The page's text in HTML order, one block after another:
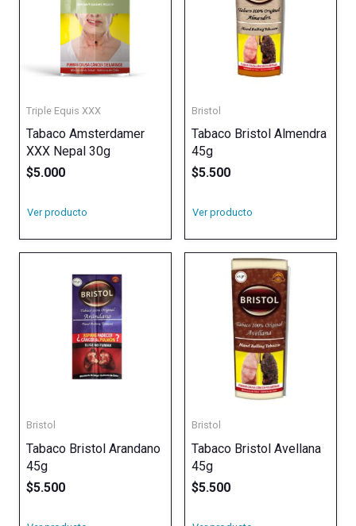
Triple Equis XXX
Tabaco Amsterdamer
XXX Nepal 30g
$5.000
Ver producto
Bristol
Tabaco Bristol Almendra
45g
$5.500
Ver producto
Bristol
Tabaco Bristol Arandano
45g
$5.500
Bristol
Tabaco Bristol Avellana
45g
$5.500